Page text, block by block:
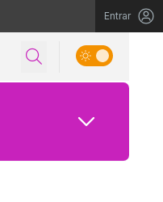
Entrar